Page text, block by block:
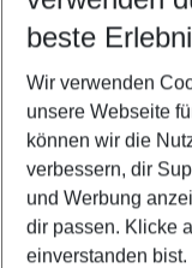
2 Erwachsene
beste
Wir verwenden
unsere Webseite
können wir die
verbessern, dir
und Werbung
dir passen. Klicke
einverstanden